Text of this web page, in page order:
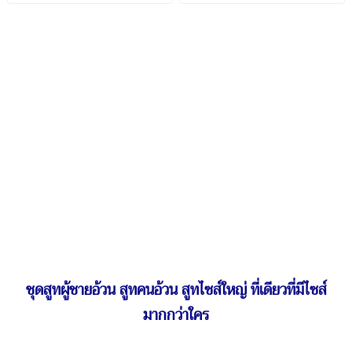
ชุดสูทผู้ชายอ้วน สูทคนอ้วน สูทไซส์ใหญ่ ที่เดียวที่มีไซส์
มากกว่าใคร